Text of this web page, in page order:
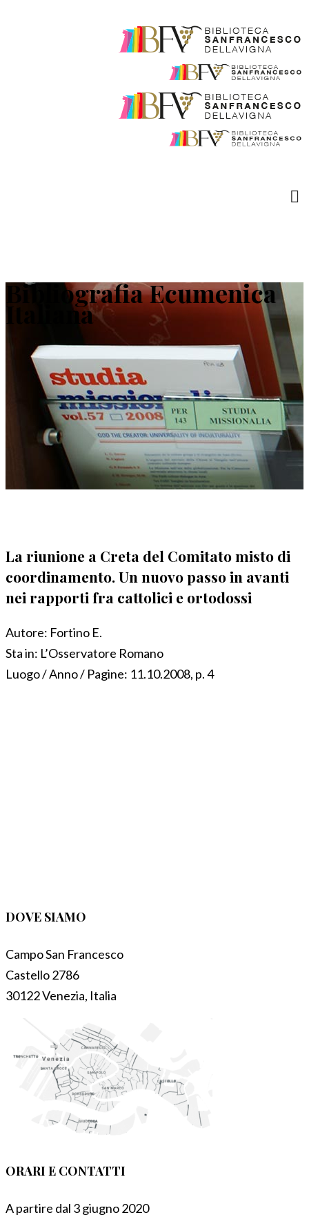
Bibliografia Ecumenica
Italiana
La riunione a Creta del Comitato misto di
coordinamento. Un nuovo passo in avanti
nei rapporti fra cattolici e ortodossi
Autore: Fortino E.
Sta in: L’Osservatore Romano
Luogo / Anno / Pagine: 11.10.2008, p. 4
DOVE SIAMO
Campo San Francesco
Castello 2786
30122 Venezia, Italia
ORARI E CONTATTI
A partire dal 3 giugno 2020